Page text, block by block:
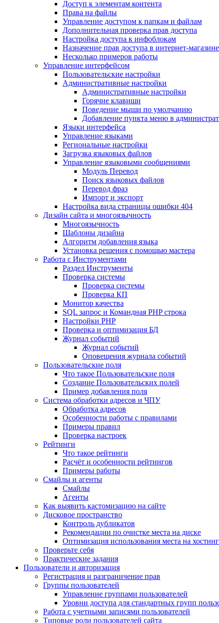
Доступ к элементам контента
Права на файлы
Управление доступом к папкам и файлам
Дополнительная проверка прав доступа
Настройка доступа к инфоблокам
Назначение прав доступа в интернет-магазине
Несколько примеров работы
Управление интерфейсом
Пользовательские настройки
Административные настройки
Административные настройки
Горячие клавиши
Поведение мыши по умолчанию
Добавление пункта меню в
Языки интерфейса
Управление языками
Региональные настройки
Загрузка языковых файлов
Управление языковыми сообщениями
Mодуль Перевод
Поиск языковых файлов
Перевод фраз
Импорт и экспорт
Настройка вида страницы ошибки 404
Дизайн сайта и многоязычность
Многоязычность
Шаблоны дизайна
Алгоритм добавления языка
Установка решения с помощью мастера
Работа с Инструментами
Раздел Инструменты
Проверка системы
Проверка системы
Проверка КП
Монитор качества
SQL запрос и Командная PHP строка
Настройки PHP
Проверка и оптимизация БД
Журнал событий
Журнал событий
Оповещения журнала событий
Пользовательские поля
Что такое Пользовательские поля
Создание Пользовательских полей
Пример добавления поля
Система обработки адресов и ЧПУ
Обработка адресов
Особенности работы с правилами
Примеры правил
Проверка настроек
Рейтинги
Что такое рейтинги
Расчёт и особенности рейтингов
Примеры работы
Смайлы и агенты
Смайлы
Агенты
Как выявить кастомизацию на сайте
Дисковое пространство
Контроль дубликатов
Рекомендации по очистке места на диске
Оптимизация использования места на
Проверьте себя
Практические задания
Пользователи и авторизация
Регистрация и разграничение прав
Группы пользователей
Управление группами пользователей
Уровни доступа для стандартных групп
Работа с учетными записями пользователей
Типовые роли пользователей сайта